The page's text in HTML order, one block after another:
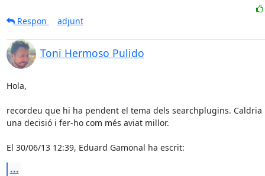
Respon
adjunt
Toni Hermoso Pulido
Hola,
recordeu que hi ha pendent el tema dels searchplugins.
una decisió i fer-ho com més aviat millor.
El 30/06/13 12:39, Eduard Gamonal ha escrit:
...